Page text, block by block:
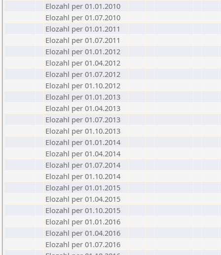
Elozahl per 01.01.2010
Elozahl per 01.07.2010
Elozahl per 01.01.2011
Elozahl per 01.07.2011
Elozahl per 01.01.2012
Elozahl per 01.04.2012
Elozahl per 01.07.2012
Elozahl per 01.10.2012
Elozahl per 01.01.2013
Elozahl per 01.04.2013
Elozahl per 01.07.2013
Elozahl per 01.10.2013
Elozahl per 01.01.2014
Elozahl per 01.04.2014
Elozahl per 01.07.2014
Elozahl per 01.10.2014
Elozahl per 01.01.2015
Elozahl per 01.04.2015
Elozahl per 01.10.2015
Elozahl per 01.01.2016
Elozahl per 01.04.2016
Elozahl per 01.07.2016